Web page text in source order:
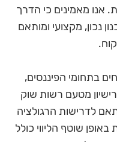
אנו מאמינים כי הדרך
נכון, מקצועי ומותאם
בתחומי הפיננסים,
מטעם רשות שוק
לדרישות הרגולציה
באופן שוטף הליווי כולל